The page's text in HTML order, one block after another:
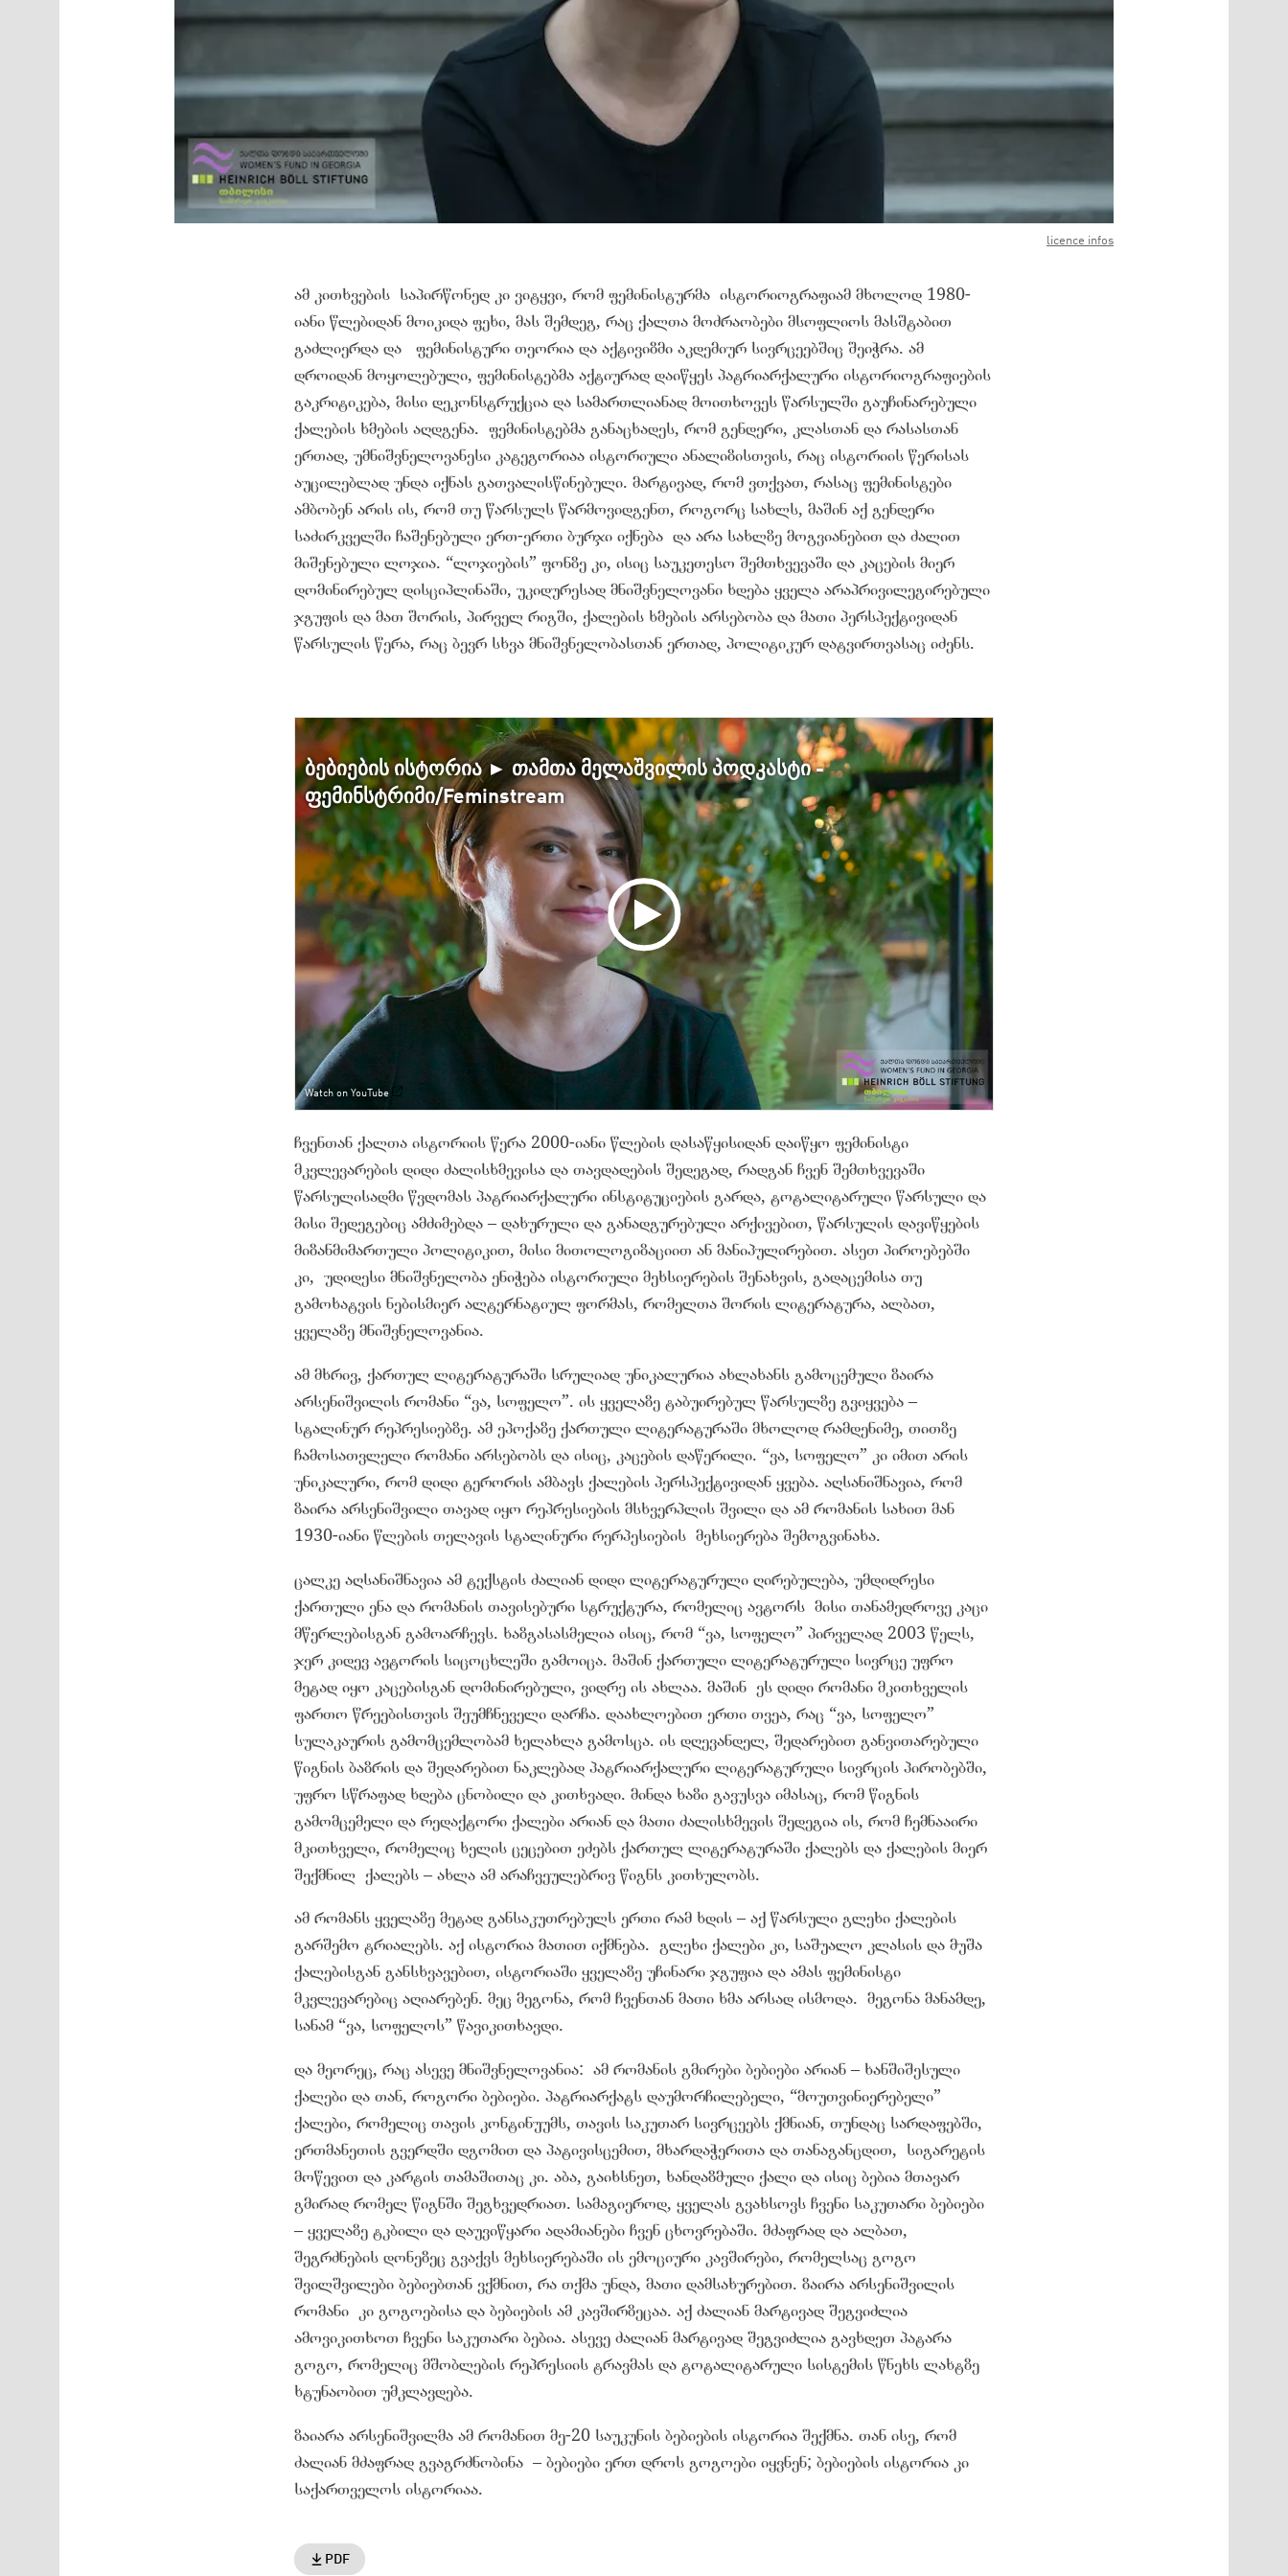
licence infos
ამ კითხვების საპირწონედ კი ვიტყვი, რომ ფემინისტურმა ისტორიოგრაფიამ მხოლოდ 1980-
იანი წლებიდან მოიკიდა ფეხი, მას შემდეგ, რაც ქალთა მოძრაობები მსოფლიოს მასშტაბით
გაძლიერდა და ფემინისტური თეორია და აქტივიზმი აკდემიურ სივრცეებშიც შეიჭრა. ამ
დროიდან მოყოლებული, ფემინისტებმა აქტიურად დაიწყეს პატრიარქალური ისტორიოგრაფიების
გაკრიტიკება, მისი დეკონსტრუქცია და სამართლიანად მოითხოვეს წარსულში გაუჩინარებული
ქალების ხმების აღდგენა. ფემინისტებმა განაცხადეს, რომ გენდერი, კლასთან და რასასთან
ერთად, უმნიშვნელოვანესი კატეგორიაა ისტორიული ანალიზისთვის, რაც ისტორიის წერისას
აუცილებლად უნდა იქნას გათვალისწინებული. მარტივად, რომ ვთქვათ, რასაც ფემინისტები
ამბობენ არის ის, რომ თუ წარსულს წარმოვიდგენთ, როგორც სახლს, მაშინ აქ გენდერი
საძირკველში ჩაშენებული ერთ-ერთი ბურჯი იქნება და არა სახლზე მოგვიანებით და ძალით
მიშენებული ლოჯია. “ლოჯიების” ფონზე კი, ისიც საუკეთესო შემთხვევაში და კაცების მიერ
დომინირებულ დისციპლინაში, უკიდურესად მნიშვნელოვანი ხდება ყველა არაპრივილეგირებული
ჯგუფის და მათ შორის, პირველ რიგში, ქალების ხმების არსებობა და მათი პერსპექტივიდან
წარსულის წერა, რაც ბევრ სხვა მნიშვნელობასთან ერთად, პოლიტიკურ დატვირთვასაც იძენს.
ბებიების ისტორია ► თამთა მელაშვილის პოდკასტი -
ფემინსტრიმი/Feminstream
Watch on YouTube
ჩვენთან ქალთა ისტორიის წერა 2000-იანი წლების დასაწყისიდან დაიწყო ფემინისტი
მკვლევარების დიდი ძალისხმევისა და თავდადების შედეგად, რადგან ჩვენ შემთხვევაში
წარსულისადმი წვდომას პატრიარქალური ინსტიტუციების გარდა, ტოტალიტარული წარსული და
მისი შედეგებიც ამძიმებდა – დახურული და განადგურებული არქივებით, წარსულის დავიწყების
მიზანმიმართული პოლიტიკით, მისი მითოლოგიზაციით ან მანიპულირებით. ასეთ პიროებებში
კი, უდიდესი მნიშვნელობა ენიჭება ისტორიული მეხსიერების შენახვის, გადაცემისა თუ
გამოხატვის ნებისმიერ ალტერნატიულ ფორმას, რომელთა შორის ლიტერატურა, ალბათ,
ყველაზე მნიშვნელოვანია.
ამ მხრივ, ქართულ ლიტერატურაში სრულიად უნიკალურია ახლახანს გამოცემული ზაირა
არსენიშვილის რომანი “ვა, სოფელო”. ის ყველაზე ტაბუირებულ წარსულზე გვიყვება –
სტალინურ რეპრესიებზე. ამ ეპოქაზე ქართული ლიტერატურაში მხოლოდ რამდენიმე, თითზე
ჩამოსათვლელი რომანი არსებობს და ისიც, კაცების დაწერილი. “ვა, სოფელო” კი იმით არის
უნიკალური, რომ დიდი ტერორის ამბავს ქალების პერსპექტივიდან ყვება. აღსანიშნავია, რომ
ზაირა არსენიშვილი თავად იყო რეპრესიების მსხვერპლის შვილი და ამ რომანის სახით მან
1930-იანი წლების თელავის სტალინური რერპესიების მეხსიერება შემოგვინახა.
ცალკე აღსანიშნავია ამ ტექსტის ძალიან დიდი ლიტერატურული ღირებულება, უმდიდრესი
ქართული ენა და რომანის თავისებური სტრუქტურა, რომელიც ავტორს მისი თანამედროვე კაცი
მწერლებისგან გამოარჩევს. ხაზგასასმელია ისიც, რომ “ვა, სოფელო” პირველად 2003 წელს,
ჯერ კიდევ ავტორის სიცოცხლეში გამოიცა. მაშინ ქართული ლიტერატურული სივრცე უფრო
მეტად იყო კაცებისგან დომინირებული, ვიდრე ის ახლაა. მაშინ ეს დიდი რომანი მკითხველის
ფართო წრეებისთვის შეუმჩნეველი დარჩა. დაახლოებით ერთი თვეა, რაც “ვა, სოფელო”
სულაკაურის გამომცემლობამ ხელახლა გამოსცა. ის დღევანდელ, შედარებით განვითარებული
წიგნის ბაზრის და შედარებით ნაკლებად პატრიარქალური ლიტერატურული სივრცის პირობებში,
უფრო სწრაფად ხდება ცნობილი და კითხვადი. მინდა ხაზი გავუსვა იმასაც, რომ წიგნის
გამომცემელი და რედაქტორი ქალები არიან და მათი ძალისხმევის შედეგია ის, რომ ჩემნააირი
მკითხველი, რომელიც ხელის ცეცებით ეძებს ქართულ ლიტერატურაში ქალებს და ქალების მიერ
შექმნილ ქალებს – ახლა ამ არაჩვეულებრივ წიგნს კითხულობს.
ამ რომანს ყველაზე მეტად განსაკუთრებულს ერთი რამ ხდის – აქ წარსული გლეხი ქალების
გარშემო ტრიალებს. აქ ისტორია მათით იქმნება. გლეხი ქალები კი, საშუალო კლასის და მუშა
ქალებისგან განსხვავებით, ისტორიაში ყველაზე უჩინარი ჯგუფია და ამას ფემინისტი
მკვლევარებიც აღიარებენ. მეც მეგონა, რომ ჩვენთან მათი ხმა არსად ისმოდა. მეგონა მანამდე,
სანამ “ვა, სოფელოს” წავიკითხავდი.
და მეორეც, რაც ასევე მნიშვნელოვანია: ამ რომანის გმირები ბებიები არიან – ხანშიშესული
ქალები და თან, როგორი ბებიები. პატრიარქატს დაუმორჩილებელი, “მოუთვინიერებელი”
ქალები, რომელიც თავის კონტინუუმს, თავის საკუთარ სივრცეებს ქმნიან, თუნდაც სარდაფებში,
ერთმანეთის გვერდში დგომით და პატივისცემით, მხარდაჭერითა და თანაგანცდით, სიგარეტის
მოწევით და კარტის თამაშითაც კი. აბა, გაიხსნეთ, ხანდაზმული ქალი და ისიც ბებია მთავარ
გმირად რომელ წიგნში შეგხვედრიათ. სამაგიეროდ, ყველას გვახსოვს ჩვენი საკუთარი ბებიები
– ყველაზე ტკბილი და დაუვიწყარი ადამიანები ჩვენ ცხოვრებაში. მძაფრად და ალბათ,
შეგრძნების დონეზეც გვაქვს მეხსიერებაში ის ემოციური კავშირები, რომელსაც გოგო
შვილშვილები ბებიებთან ვქმნით, რა თქმა უნდა, მათი დამსახურებით. ზაირა არსენიშვილის
რომანი კი გოგოებისა და ბებიების ამ კავშირზეცაა. აქ ძალიან მარტივად შეგვიძლია
ამოვიკითხოთ ჩვენი საკუთარი ბებია. ასევე ძალიან მარტივად შეგვიძლია გავხდეთ პატარა
გოგო, რომელიც მშობლების რეპრესიის ტრავმას და ტოტალიტარული სისტემის წნეხს ლახტზე
ხტუნაობით უმკლავდება.
ზაიარა არსენიშვილმა ამ რომანით მე-20 საუკუნის ბებიების ისტორია შექმნა. თან ისე, რომ
ძალიან მძაფრად გვაგრძნობინა – ბებიები ერთ დროს გოგოები იყვნენ; ბებიების ისტორია კი
საქართველოს ისტორიაა.
PDF